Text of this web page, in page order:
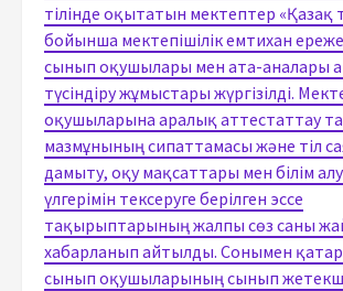
тілінде оқытатын мектептер «Қазақ
бойынша мектепішілік емтихан
сынып оқушылары мен ата-аналары
түсіндіру жұмыстары жүргізілді.
оқушыларына аралық аттестаттау
мазмұнының сипаттамасы және тіл
дамыту, оқу мақсаттары мен білім
үлгерімін тексеруге берілген эссе
тақырыптарының жалпы сөз саны
хабарланып айтылды. Сонымен қатар
сынып оқушыларының сынып